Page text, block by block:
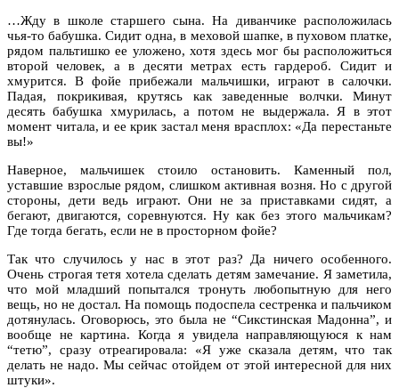
…Жду в школе старшего сына. На диванчике расположилась
чья-то бабушка. Сидит одна, в меховой шапке, в пуховом платке,
рядом пальтишко ее уложено, хотя здесь мог бы расположиться
второй человек, а в десяти метрах есть гардероб. Сидит и
хмурится. В фойе прибежали мальчишки, играют в салочки.
Падая, покрикивая, крутясь как заведенные волчки. Минут
десять бабушка хмурилась, а потом не выдержала. Я в этот
момент читала, и ее крик застал меня врасплох: «Да перестаньте
вы!»
Наверное, мальчишек стоило остановить. Каменный пол,
уставшие взрослые рядом, слишком активная возня. Но с другой
стороны, дети ведь играют. Они не за приставками сидят, а
бегают, двигаются, соревнуются. Ну как без этого мальчикам?
Где тогда бегать, если не в просторном фойе?
Так что случилось у нас в этот раз? Да ничего особенного.
Очень строгая тетя хотела сделать детям замечание. Я заметила,
что мой младший попытался тронуть любопытную для него
вещь, но не достал. На помощь подоспела сестренка и пальчиком
дотянулась. Оговорюсь, это была не “Сикстинская Мадонна”, и
вообще не картина. Когда я увидела направляющуюся к нам
“тетю”, сразу отреагировала: «Я уже сказала детям, что так
делать не надо. Мы сейчас отойдем от этой интересной для них
штуки».